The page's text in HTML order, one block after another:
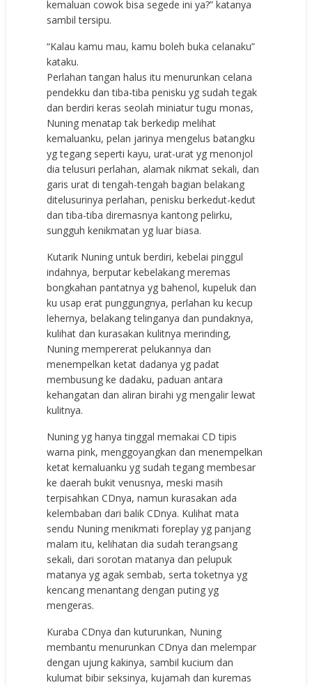
kemaluan cowok bisa segede ini ya?” katanya
sambil tersipu.
“Kalau kamu mau, kamu boleh buka celanaku”
kataku.
Perlahan tangan halus itu menurunkan celana
pendekku dan tiba-tiba penisku yg sudah tegak
dan berdiri keras seolah miniatur tugu monas,
Nuning menatap tak berkedip melihat
kemaluanku, pelan jarinya mengelus batangku
yg tegang seperti kayu, urat-urat yg menonjol
dia telusuri perlahan, alamak nikmat sekali, dan
garis urat di tengah-tengah bagian belakang
ditelusurinya perlahan, penisku berkedut-kedut
dan tiba-tiba diremasnya kantong pelirku,
sungguh kenikmatan yg luar biasa.
Kutarik Nuning untuk berdiri, kebelai pinggul
indahnya, berputar kebelakang meremas
bongkahan pantatnya yg bahenol, kupeluk dan
ku usap erat punggungnya, perlahan ku kecup
lehernya, belakang telinganya dan pundaknya,
kulihat dan kurasakan kulitnya merinding,
Nuning mempererat pelukannya dan
menempelkan ketat dadanya yg padat
membusung ke dadaku, paduan antara
kehangatan dan aliran birahi yg mengalir lewat
kulitnya.
Nuning yg hanya tinggal memakai CD tipis
warna pink, menggoyangkan dan menempelkan
ketat kemaluanku yg sudah tegang membesar
ke daerah bukit venusnya, meski masih
terpisahkan CDnya, namun kurasakan ada
kelembaban dari balik CDnya. Kulihat mata
sendu Nuning menikmati foreplay yg panjang
malam itu, kelihatan dia sudah terangsang
sekali, dari sorotan matanya dan pelupuk
matanya yg agak sembab, serta toketnya yg
kencang menantang dengan puting yg
mengeras.
Kuraba CDnya dan kuturunkan, Nuning
membantu menurunkan CDnya dan melempar
dengan ujung kakinya, sambil kucium dan
kulumat bibir seksinya, kujamah dan kuremas